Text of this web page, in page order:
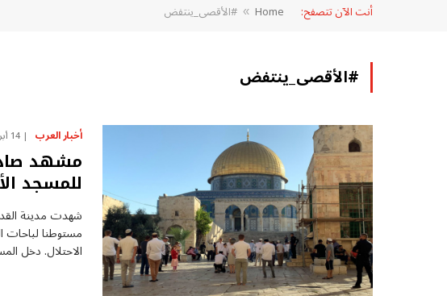
أنت الآن تتصفح: Home
» #الأقصى_ينتفض
#الأقصى_ينتفض
أخبار العرب 14 أبريل، 2026
مشهد
للمسجد
مستوطنا
الاحتلال. دخل